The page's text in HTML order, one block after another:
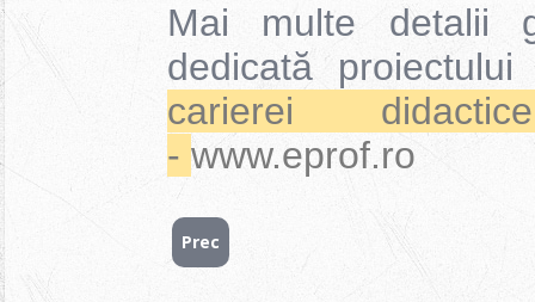
Mai multe detalii
dedicată
carierei
- www.eprof.ro
Prec